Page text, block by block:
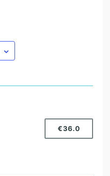
€36.0